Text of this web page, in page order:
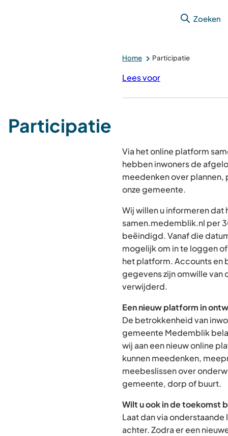
Zoeken
Home Participatie
Lees voor
Participatie
Via het online platform
hebben inwoners de
meedenken over
onze gemeente.
Wij willen u informeren dat
samen.medemblik.nl per
beëindigd. Vanaf die
mogelijk om in te loggen
het platform. Accounts en
gegevens zijn omwille van
verwijderd.
Een nieuw platform in
De betrokkenheid van
gemeente Medemblik
wij aan een nieuw online
kunnen meedenken,
meebeslissen over
gemeente, dorp of buurt.
Wilt u ook in de toekomst
Laat dan via
achter. Zodra er een